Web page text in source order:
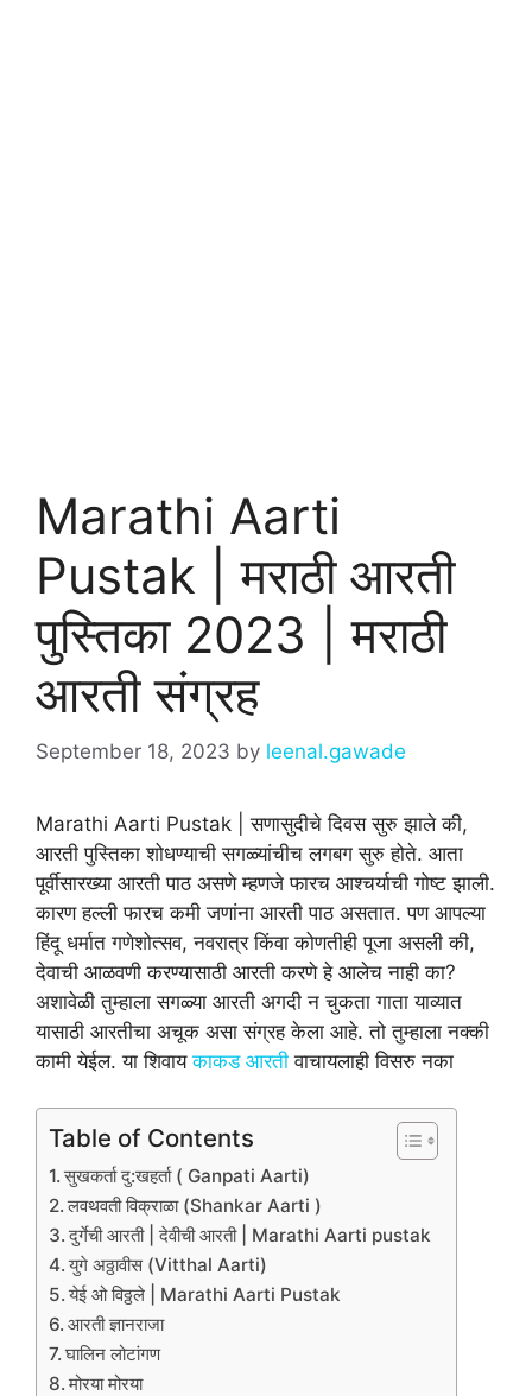
Marathi Aarti
Pustak | मराठी आरती
पुस्तिका 2023 | मराठी
आरती संग्रह
September 18, 2023 by leenal.gawade
Marathi Aarti Pustak | सणासुदीचे दिवस सुरु झाले की,
आरती पुस्तिका शोधण्याची सगळ्यांचीच लगबग सुरु होते. आता
पूर्वीसारख्या आरती पाठ असणे म्हणजे फारच आश्चर्याची गोष्ट झाली.
कारण हल्ली फारच कमी जणांना आरती पाठ असतात. पण आपल्या
हिंदू धर्मात गणेशोत्सव, नवरात्र किंवा कोणतीही पूजा असली की,
देवाची आळवणी करण्यासाठी आरती करणे हे आलेच नाही का?
अशावेळी तुम्हाला सगळ्या आरती अगदी न चुकता गाता याव्यात
यासाठी आरतीचा अचूक असा संग्रह केला आहे. तो तुम्हाला नक्की
कामी येईल. या शिवायकाकड आरती वाचायलाही विसरु नका
Table of Contents
सुखकर्ता दु:खहर्ता ( Ganpati Aarti)
लवथवती विक्राळा (Shankar Aarti )
दुर्गेची आरती | देवीची आरती | Marathi Aarti pustak
युगे अठ्ठावीस (Vitthal Aarti)
येई ओ विठ्ठले | Marathi Aarti Pustak
आरती ज्ञानराजा
घालिन लोटांगण
मोरया मोरया